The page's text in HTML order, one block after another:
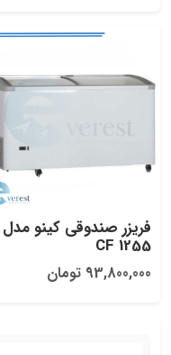
فریزر صندوقی کینو مدل
CF 1255
93,800,000 تومان